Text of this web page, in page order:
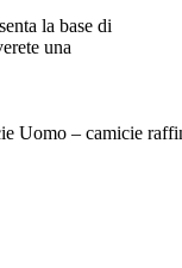
la base di
una
Uomo – camicie